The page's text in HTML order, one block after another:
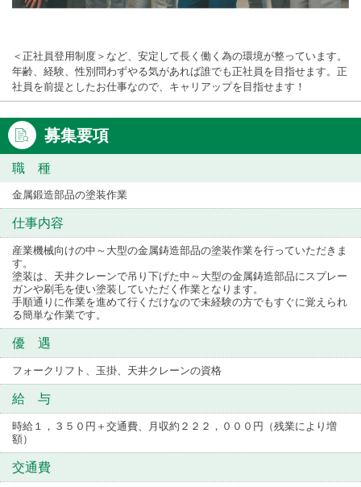
＜正社員登用制度＞など、安定して長く働く為の環境が整っています。
年齢、経験、性別問わずやる気があれば誰でも正社員を目指せます。正
社員を前提としたお仕事なので、キャリアップを目指せます！
募集要項
職 種
金属鍛造部品の塗装作業
仕事内容
産業機械向けの中～大型の金属鋳造部品の塗装作業を行っていただきま
す。
塗装は、天井クレーンで吊り下げた中～大型の金属鋳造部品にスプレー
ガンや刷毛を使い塗装していただく作業となります。
手順通りに作業を進めて行くだけなので未経験の方でもすぐに覚えられ
る簡単な作業です。
優 遇
フォークリフト、玉掛、天井クレーンの資格
給 与
時給１，３５０円＋交通費、月収約２２２，０００円（残業により増
額）
交通費